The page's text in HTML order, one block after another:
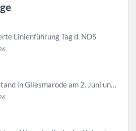
Linienführung Tag d. NDS